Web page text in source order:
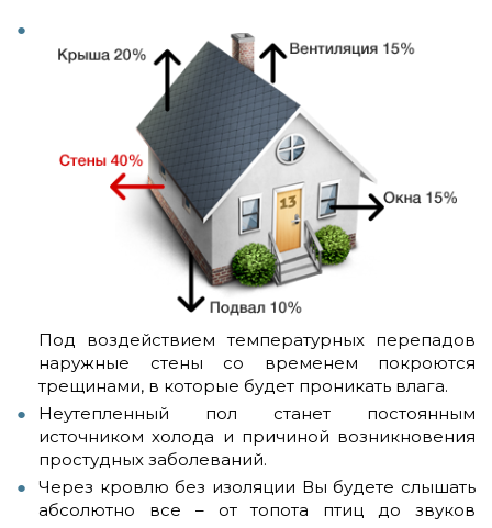
Под воздействием температурных перепадов
наружные стены со временем покроются
трещинами, в которые будет проникать влага.
Неутепленный пол станет постоянным
источником холода и причиной возникновения
простудных заболеваний.
Через кровлю без изоляции Вы будете слышать
абсолютно все – от топота птиц до звуков